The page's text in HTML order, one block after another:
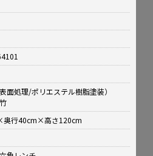
面処理/ポリエステル樹脂塗装）
行40cm×高さ120cm